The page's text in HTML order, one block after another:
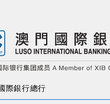
際銀行總行